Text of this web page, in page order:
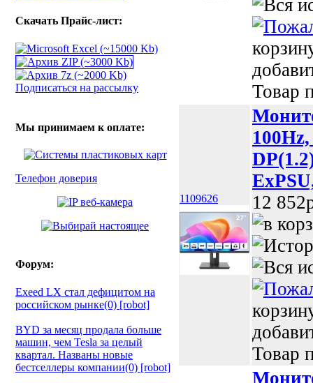
Скачать Прайс-лист:
Подписаться на рассылку
Мы принимаем к оплате:
Телефон доверия
Форум:
Exeed LX стал дефицитом на
российском рынке(0) [robot]
BYD за месяц продала больше
машин, чем Tesla за целый
квартал. Названы новые
бестселлеры компании(0) [robot]
Товар
1109626
12
Товар